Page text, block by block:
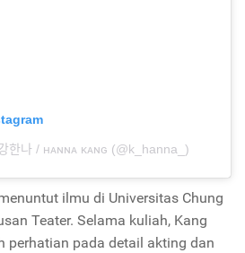
/ ʜᴀɴɴᴀ ᴋᴀɴɢ (@k_hanna_)
ilmu di Universitas Chung
Teater. Selama kuliah, Kang
perhatian pada detail akting dan